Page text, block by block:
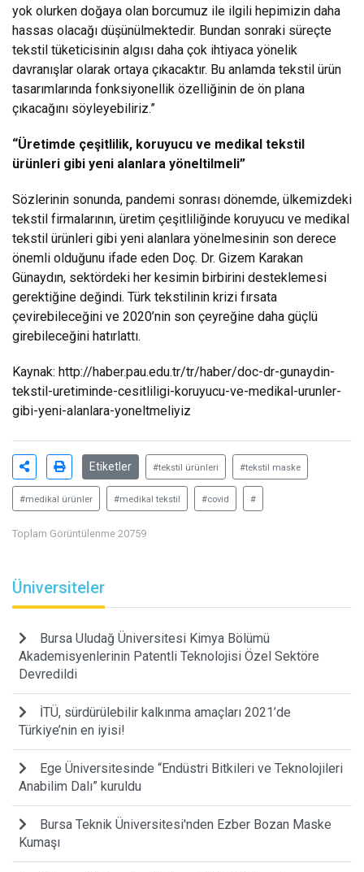
yok olurken doğaya olan borcumuz ile ilgili hepimizin daha
hassas olacağı düşünülmektedir. Bundan sonraki süreçte
tekstil tüketicisinin algısı daha çok ihtiyaca yönelik
davranışlar olarak ortaya çıkacaktır. Bu anlamda tekstil ürün
tasarımlarında fonksiyonellik özelliğinin de ön plana
çıkacağını söyleyebiliriz.”
“Üretimde çeşitlilik, koruyucu ve medikal tekstil
ürünleri gibi yeni alanlara yöneltilmeli”
Sözlerinin sonunda, pandemi sonrası dönemde, ülkemizdeki
tekstil firmalarının, üretim çeşitliliğinde koruyucu ve medikal
tekstil ürünleri gibi yeni alanlara yönelmesinin son derece
önemli olduğunu ifade eden Doç. Dr. Gizem Karakan
Günaydın, sektördeki her kesimin birbirini desteklemesi
gerektiğine değindi. Türk tekstilinin krizi fırsata
çevirebileceğini ve 2020’nin son çeyreğine daha güçlü
girebileceğini hatırlattı.
Kaynak: http://haber.pau.edu.tr/tr/haber/doc-dr-gunaydin-
tekstil-uretiminde-cesitliligi-koruyucu-ve-medikal-urunler-
gibi-yeni-alanlara-yoneltmeliyiz
Etiketler #tekstil ürünleri #tekstil maske
#medikal ürünler #medikal tekstil #covid #
Toplam Görüntülenme 20759
Üniversiteler
Bursa Uludağ Üniversitesi Kimya Bölümü
Akademisyenlerinin Patentli Teknolojisi Özel Sektöre
Devredildi
İTÜ, sürdürülebilir kalkınma amaçları 2021’de
Türkiye’nin en iyisi!
Ege Üniversitesinde “Endüstri Bitkileri ve Teknolojileri
Anabilim Dalı” kuruldu
Bursa Teknik Üniversitesi'nden Ezber Bozan Maske
Kumaşı